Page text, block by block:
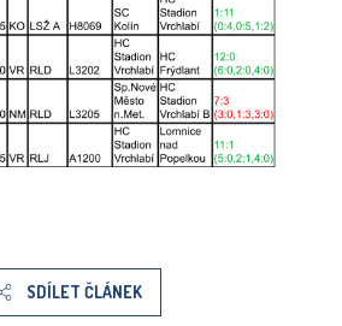
SDÍLET ČLÁNEK